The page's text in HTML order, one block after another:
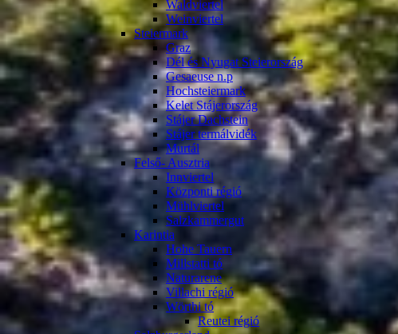
Waldviertel
Weinviertel
Steiermark
Graz
Dél és Nyugat Steierország
Gesaeuse n.p
Hochsteiermark
Kelet Stájerország
Stájer Dachstein
Stájer termálvidék
Murtál
Felső- Ausztria
Innviertel
Központi régió
Mühlviertel
Salzkammergut
Karintia
Hohe Tauern
Millstatti tó
Naturarene
Villachi régió
Wörthi tó
Reutei régió